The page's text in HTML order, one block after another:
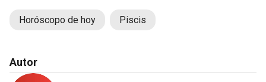
Horóscopo de hoy Piscis
Autor